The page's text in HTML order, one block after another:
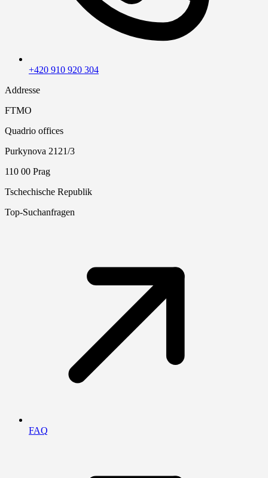
+420 910 920 304
Addresse
FTMO
Quadrio offices
Purkynova 2121/3
110 00 Prag
Tschechische Republik
Top-Suchanfragen
FAQ